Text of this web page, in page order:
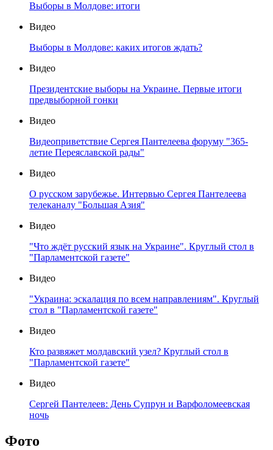
Выборы в Молдове: итоги
Видео
Выборы в Молдове: каких итогов ждать?
Видео
Президентские выборы на Украине. Первые итоги
предвыборной гонки
Видео
Видеоприветствие Сергея Пантелеева форуму "365-
летие Переяславской рады"
Видео
О русском зарубежье. Интервью Сергея Пантелеева
телеканалу "Большая Азия"
Видео
"Что ждёт русский язык на Украине". Круглый стол в
"Парламентской газете"
Видео
"Украина: эскалация по всем направлениям". Круглый
стол в "Парламентской газете"
Видео
Кто развяжет молдавский узел? Круглый стол в
"Парламентской газете"
Видео
Сергей Пантелеев: День Супрун и Варфоломеевская
ночь
Фото